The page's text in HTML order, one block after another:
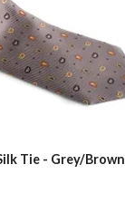
Tie - Grey/Brown